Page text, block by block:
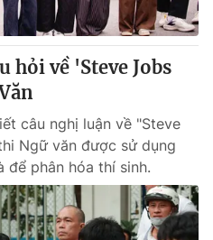
hỏi về 'Steve Jobs
câu nghị luận về "Steve
Ngữ văn được sử dụng
để phân hóa thí sinh.